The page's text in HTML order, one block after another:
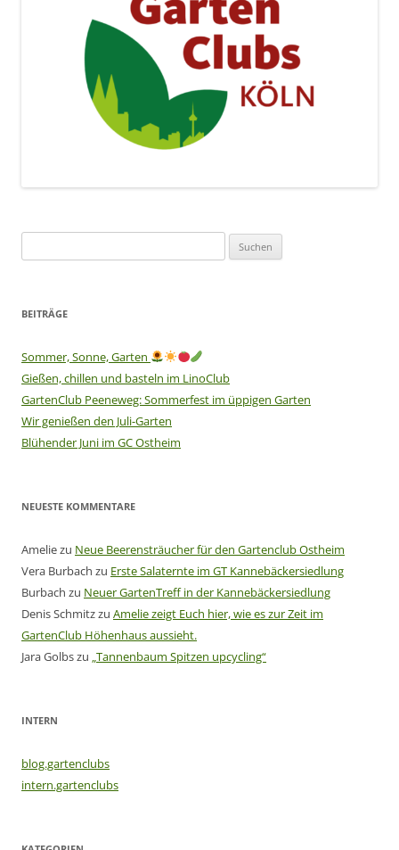
nach:
BEITRÄGE
Sommer, Sonne, Garten
Gießen, chillen und basteln im LinoClub
GartenClub Peeneweg: Sommerfest im üppigen Garten
Wir genießen den Juli-Garten
Blühender Juni im GC Ostheim
NEUESTE KOMMENTARE
Ameliezu Neue Beerensträucher für den Gartenclub Ostheim
Vera Burbach zu Erste Salaternte im GT Kannebäckersiedlung
Burbach zu Neuer GartenTreff in der Kannebäckersiedlung
Denis Schmitzzu Amelie zeigt Euch hier, wie es zur Zeit im
GartenClub Höhenhaus aussieht.
Jara Golbszu „Tannenbaum Spitzen upcycling“
INTERN
blog.gartenclubs
intern.gartenclubs